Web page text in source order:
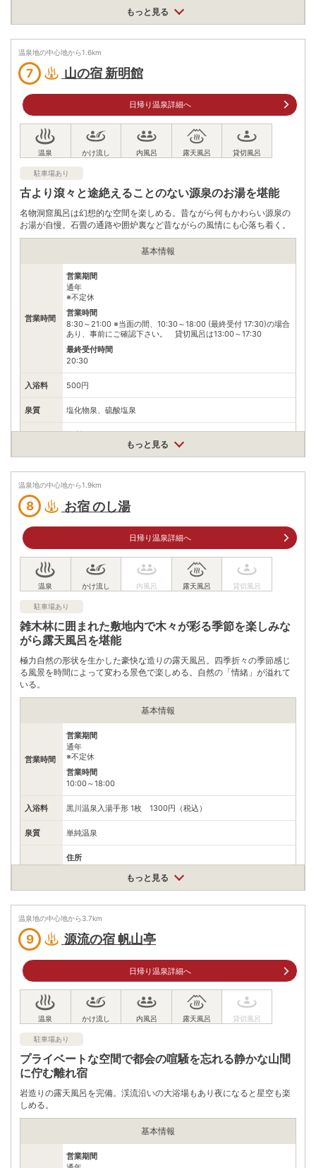
泉質 単純温泉
住所
熊本県阿蘇郡南小国町満願寺6403-1
車
小国町→44２→黒川温泉
公共交通機関
熊本空港よりバスで約1時間40分。
福岡空港より直行バスで約2時間15分。
電話番号
0967440326
※9:00～21:00
※ 料金情報は税込・税抜表記が混ざっております。正しい金額はご利用前にご
自身でお問合せください。
もっと見る
温泉地の中心地から1.6km
7 山の宿 新明館
日帰り温泉詳細へ
駐車場あり
古より滾々と途絶えることのない源泉のお湯を堪能
名物洞窟風呂は幻想的な空間を楽しめる。昔ながら何もかわらい源泉の
お湯が自慢。石畳の通路や囲炉裏など昔ながらの風情にも心落ち着く。
基本情報
営業時間
営業期間
通年
※不定休
営業時間
8:30～21:00 ※当面の間、10:30～18:00 (最終受付 17:30)の場合
あり、事前にご確認下さい。 貸切風呂は13:00～17:30
最終受付時間
20:30
入浴料 500円
泉質 塩化物泉、硫酸塩泉
アクセス
住所
熊本県阿蘇郡南小国町満願寺6608
熊本ICより車で約90分
公共交通機関
温泉方面行きで50分、黒川温泉下車、徒歩7分
駐車場 無料
電話番号
0967440916
※11:00～20:00
※ 掲載情報は変更になる場合があります。最新の内容はご利用前にご自身でお
問合せください。
※ 料金情報は税込・税抜表記が混ざっております。正しい金額はご利用前にご
自身でお問合せください。
もっと見る
温泉地の中心地から1.9km
8 お宿 のし湯
日帰り温泉詳細へ
駐車場あり
雑木林に囲まれた敷地内で木々が彩る季節を楽しみな
がら露天風呂を堪能
極力自然の形状を生かした豪快な造りの露天風呂。四季折々の季節感じ
る風景を時間によって変わる景色で楽しめる。自然の「情緒」が溢れて
いる。
基本情報
営業時間
営業期間
通年
※不定休
営業時間
10:00～18:00
入浴料 黒川温泉入湯手形 1枚 1300円（税込）
泉質 単純温泉
住所
熊本県阿蘇郡南小国町大字満願寺6591−1
由布院駅前からバス(熊本駅行)～黒川温泉下車～徒歩約6分
駐車場
電話番号
0967440308
※9:30～19:00
※ 掲載情報は変更になる場合があります。最新の内容はご利用前にご自身でお
問合せください。
※ 料金情報は税込・税抜表記が混ざっております。正しい金額はご利用前にご
自身でお問合せください。
もっと見る
温泉地の中心地から3.7km
9 源流の宿 帆山亭
日帰り温泉詳細へ
駐車場あり
プライベートな空間で都会の喧騒を忘れる静かな山間
に佇む離れ宿
岩造りの露天風呂を完備。渓流沿いの大浴場もあり夜になると星空も楽
しめる。
基本情報
営業期間